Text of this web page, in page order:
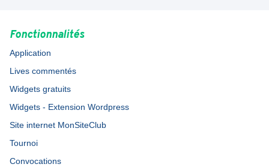
Fonctionnalités
Application
Lives commentés
Widgets gratuits
Widgets - Extension Wordpress
Site internet MonSiteClub
Tournoi
Convocations